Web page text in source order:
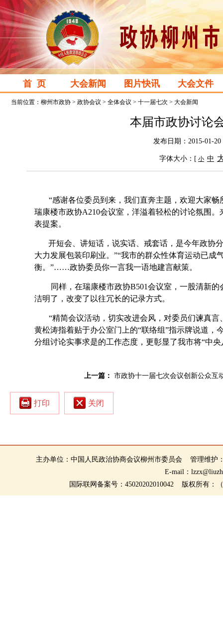
首 页 大会新闻 图片快讯 大会文件
当前位置： 柳州市政协 > 政协会议 > 全体会议 > 十一届七次 > 大会新闻
本届市政协讨论
发布日期：2015-
字体大小：[ 小 中
“感谢各位委员到来，我们直奔主题，欢迎大家
瑞康楼市政协A210会议室，洋溢着轻松的讨论氛围
表提案。
开短会、讲短话，说实话、戒套话，是今年政协
大力发展包装印刷业。”“我市的群众性体育运动已成
衡。”……政协委员你一言我一语地建言献策。
同样，在瑞康楼市政协B501会议室，一股清新的
洁明了，改变了以往冗长的记录方式。
“精简会议活动，切实改进会风，对委员们谏真
黄松涛指着贴于办公室门上的“联络组”指示牌说道，
分组讨论实事求是的工作态度，更彰显了我市将“中
上一篇： 市政协十一届七次会议创新公众互
打印 关闭
主办单位：中国人民政治协商会议柳州市委员会 管理维护
E-mail：
国际联网备案号：45020202010042 版权所有：